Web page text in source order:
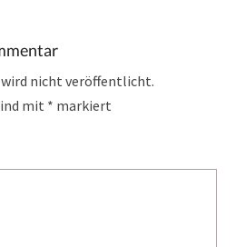
wird nicht veröffentlicht.
mit * markiert